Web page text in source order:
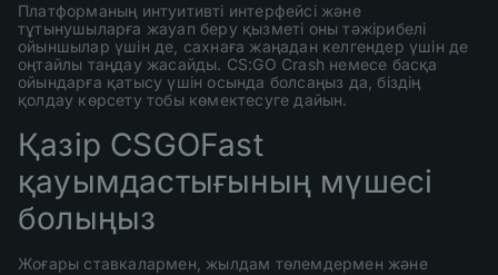
Платформаның интуитивті интерфейсі және
тұтынушыларға жауап беру қызметі оны тәжірибелі
ойыншылар үшін де, сахнаға жаңадан келгендер үшін де
оңтайлы таңдау жасайды. CS:GO Crash немесе басқа
ойындарға қатысу үшін осында болсаңыз да, біздің
қолдау көрсету тобы көмектесуге дайын.
Қазір CSGOFast
қауымдастығының мүшесі
болыңыз
Жоғары ставкалармен, жылдам төлемдермен және